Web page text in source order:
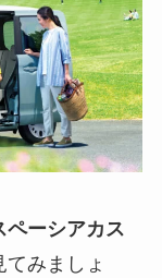
ペーシアカス
てみましょ